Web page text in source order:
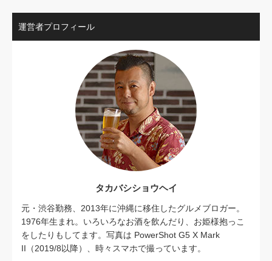
運営者プロフィール
タカバシショウヘイ
元・渋谷勤務、2013年に沖縄に移住したグルメブロガー。
1976年生まれ。いろいろなお酒を飲んだり、お姫様抱っこ
をしたりもしてます。写真は PowerShot G5 X Mark
II（2019/8以降）、時々スマホで撮っています。